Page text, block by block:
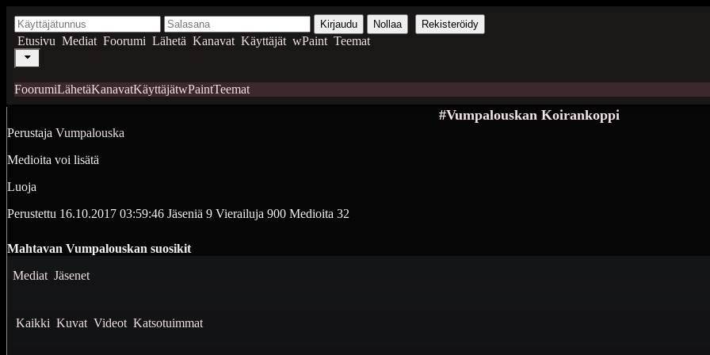
Kirjaudu Nollaa Rekisteröidy
Etusivu Mediat Foorumi Lähetä Kanavat Käyttäjät wPaint Teemat
FoorumiLähetäKanavatKäyttäjätwPaintTeemat
#Vumpalouskan Koirankoppi
Perustaja Vumpalouska
Medioita voi lisätä
Luoja
Perustettu 16.10.2017 03:59:46 Jäseniä 9 Vierailuja 900 Medioita 32
Mahtavan Vumpalouskan suosikit
Mediat Jäsenet
Kaikki Kuvat Videot Katsotuimmat